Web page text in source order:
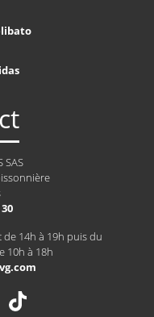
SAS
14h à 19h puis du
10h à 18h